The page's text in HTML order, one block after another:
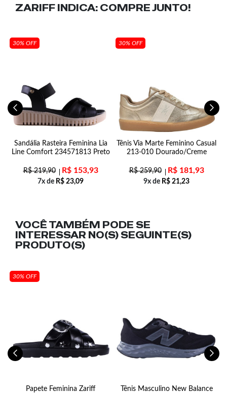
ZARIFF INDICA: COMPRE JUNTO!
30% OFF
Sandália Rasteira Feminina Lia
Line Comfort 234571813 Preto
R$219,90 R$153,93
7x de R$ 23,09
30% OFF
Tênis Via Marte Feminino Casual
213-010 Dourado/Creme
R$259,90 R$181,93
9x de R$ 21,23
VOCÊ TAMBÉM PODE SE
INTERESSAR NO(S) SEGUINTE(S)
PRODUTO(S)
30% OFF
Papete Feminina Zariff
Tênis Masculino New Balance